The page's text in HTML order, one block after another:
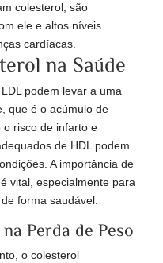
colesterol, são
ele e altos níveis
cardíacas.
na Saúde
podem levar a uma
que é o acúmulo de
o risco de infarto e
de HDL podem
A importância de
vital, especialmente para
forma saudável.
Perda de Peso
o colesterol